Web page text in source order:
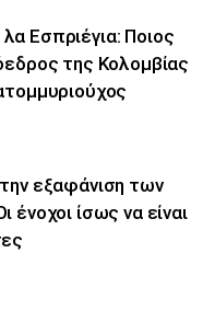
Εσπριέγια: Ποιος
της Κολομβίας
εξαφάνιση των
ένοχοι ίσως να είναι